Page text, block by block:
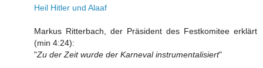
Heil Hitler und Alaaf
Markus Ritterbach, der Präsident des Festkomitee erklärt
(min 4:24):
"Zu der Zeit wurde der Karneval instrumentalisiert"